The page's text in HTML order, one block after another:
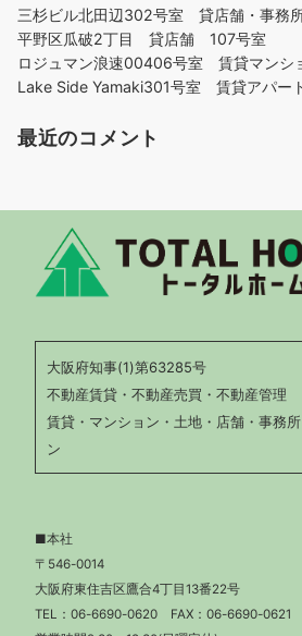
三杉ビル北田辺302号室 貸店舗・事務
平野区瓜破2丁目 貸店舗 107号室
ロジュマン浪速00406号室 賃貸マンシ
Lake Side Yamaki301号室 賃貸アパー
最近のコメント
大阪府知事(1)第63285号
不動産賃貸・不動産売買・不動産管理
賃貸・マンション・土地・店舗・事務
ン
■本社
〒546-0014
大阪府東住吉区鷹合4丁目13番22号
TEL： 06-6690-0620 FAX：06-6690-0621